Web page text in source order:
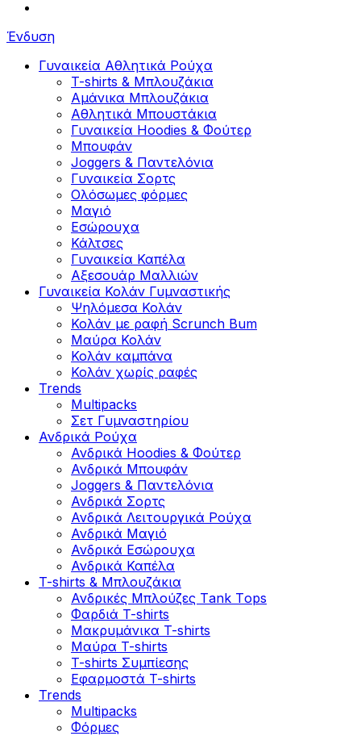
Ένδυση
Γυναικεία Αθλητικά Ρούχα
T-shirts & Μπλουζάκια
Αμάνικα Μπλουζάκια
Aθλητικά Μπουστάκια
Γυναικεία Hoodies & Φούτερ
Μπουφάν
Joggers & Παντελόνια
Γυναικεία Σορτς
Ολόσωμες φόρμες
Μαγιό
Εσώρουχα
Κάλτσες
Γυναικεία Καπέλα
Αξεσουάρ Μαλλιών
Γυναικεία Κολάν Γυμναστικής
Ψηλόμεσα Κολάν
Κολάν με ραφή Scrunch Bum
Μαύρα Κολάν
Κολάν καμπάνα
Κολάν χωρίς ραφές
Trends
Multipacks
Σετ Γυμναστηρίου
Ανδρικά Ρούχα
Ανδρικά Hoodies & Φούτερ
Ανδρικά Μπουφάν
Joggers & Παντελόνια
Ανδρικά Σορτς
Ανδρικά Λειτουργικά Ρούχα
Ανδρικά Μαγιό
Ανδρικά Εσώρουχα
Ανδρικά Καπέλα
T-shirts & Μπλουζάκια
Ανδρικές Mπλούζες Τank Τops
Φαρδιά T-shirts
Μακρυμάνικα T-shirts
Μαύρα T-shirts
T-shirts Συμπίεσης
Εφαρμοστά T-shirts
Trends
Multipacks
Φόρμες